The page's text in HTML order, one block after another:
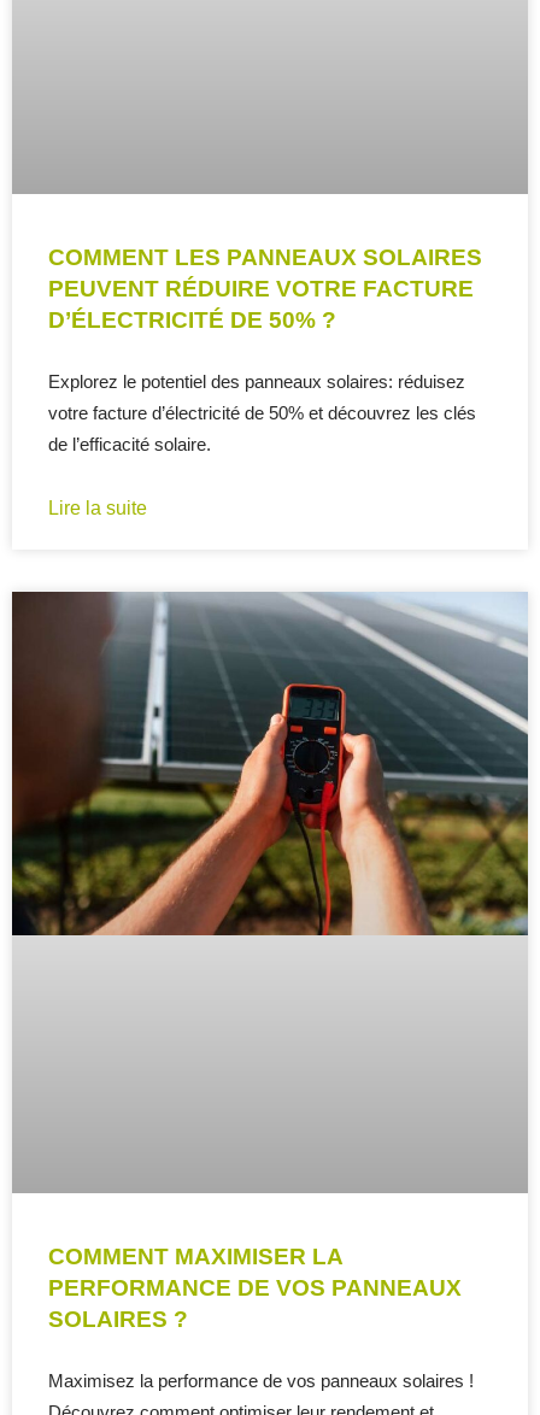
COMMENT LES PANNEAUX SOLAIRES
PEUVENT RÉDUIRE VOTRE FACTURE
D’ÉLECTRICITÉ DE 50% ?
Explorez le potentiel des panneaux solaires: réduisez
votre facture d’électricité de 50% et découvrez les clés
de l’efficacité solaire.
Lire la suite
COMMENT MAXIMISER LA
PERFORMANCE DE VOS PANNEAUX
SOLAIRES ?
Maximisez la performance de vos panneaux solaires !